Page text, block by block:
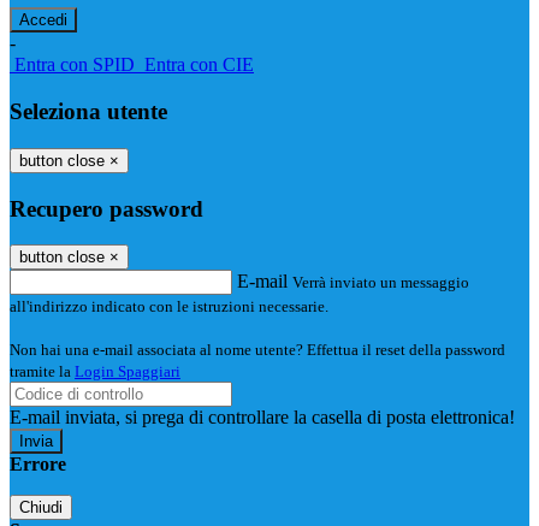
-
Entra con SPID Entra con CIE
Seleziona utente
button close ×
Recupero password
button close ×
E-mail Verrà inviato un messaggio
all'indirizzo indicato con le istruzioni necessarie.
Non hai una e-mail associata al nome utente? Effettua il reset della password
tramite la Login Spaggiari
E-mail inviata, si prega di controllare la casella di posta elettronica!
Errore
Chiudi